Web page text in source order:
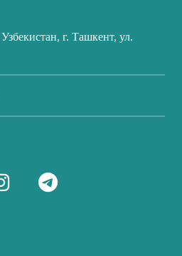
г. Ташкент, ул.